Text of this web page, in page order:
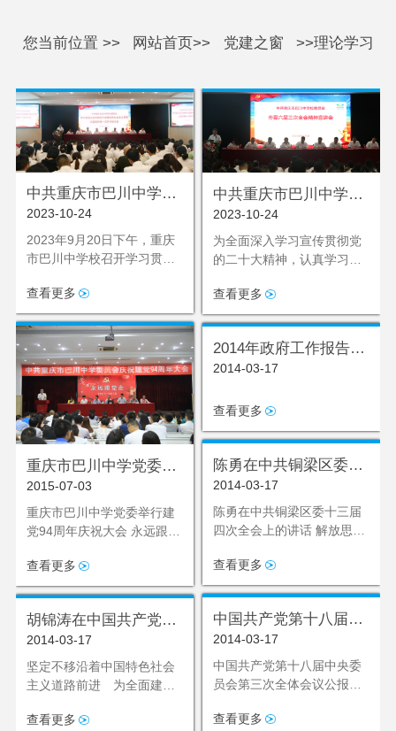
您当前位置 >> 网站首页>> 党建之窗 >>理论学习
中共重庆市巴川中学校
委员会 召开学习贯彻习
近平新时代中国特色社
会主义思想主题教育第
2023-10-24
2023年9月20日下午，重庆
市巴川中学校召开学习贯彻
主义思想主题教育第一次学
习研讨会。学校全体党员、
发展对象、入党积极分子等
同志参加了学习研讨会。
查看更多
中共重庆市巴川中学校
委员会 市委六届三次全
会精神宣讲工作开展情
况总结
2023-10-24
为全面深入学习宣传贯彻党
的二十大精神，认真学习市
20日下午，学校党委组织召
开市委六届三次全会精神宣
议，党委宣传委员周婷同志
作专题宣讲，学校全体党
极分子，学校团委、妇委会
习。
查看更多
重庆市巴川中学党委举
行建党94周年庆祝大会
2015-07-03
重庆市巴川中学党委举行建
党94周年庆祝大会 永远跟党
查看更多
2014年政府工作报告
（全文实录）
2014-03-17
查看更多
陈勇在中共铜梁区委十
三届四次全会上的讲话
2014-03-17
陈勇在中共铜梁区委十三届
四次全会上的讲话 解放思想
查看更多
中国共产党第十八届中
央委员会第三次全体会
议公报
2014-03-17
中国共产党第十八届中央委
员会第三次全体会议公报
共产党第十八届中央委员会
查看更多
胡锦涛在中国共产党第
十八次全国代表大会上
的报告
2014-03-17
坚定不移沿着中国特色社会
主义道路前进 为全面建成
国共产党第十八次全国代表
查看更多